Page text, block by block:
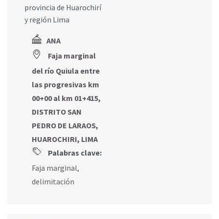
provincia de Huarochirí
y región Lima
ANA
Faja marginal
del río Quiula entre
las progresivas km
00+00 al km 01+415,
DISTRITO SAN
PEDRO DE LARAOS,
HUAROCHIRI, LIMA
Palabras clave:
Faja marginal,
delimitación